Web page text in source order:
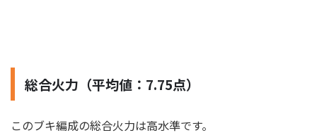
総合火力（平均値：7.75点）
このブキ編成の総合火力は高水準です。